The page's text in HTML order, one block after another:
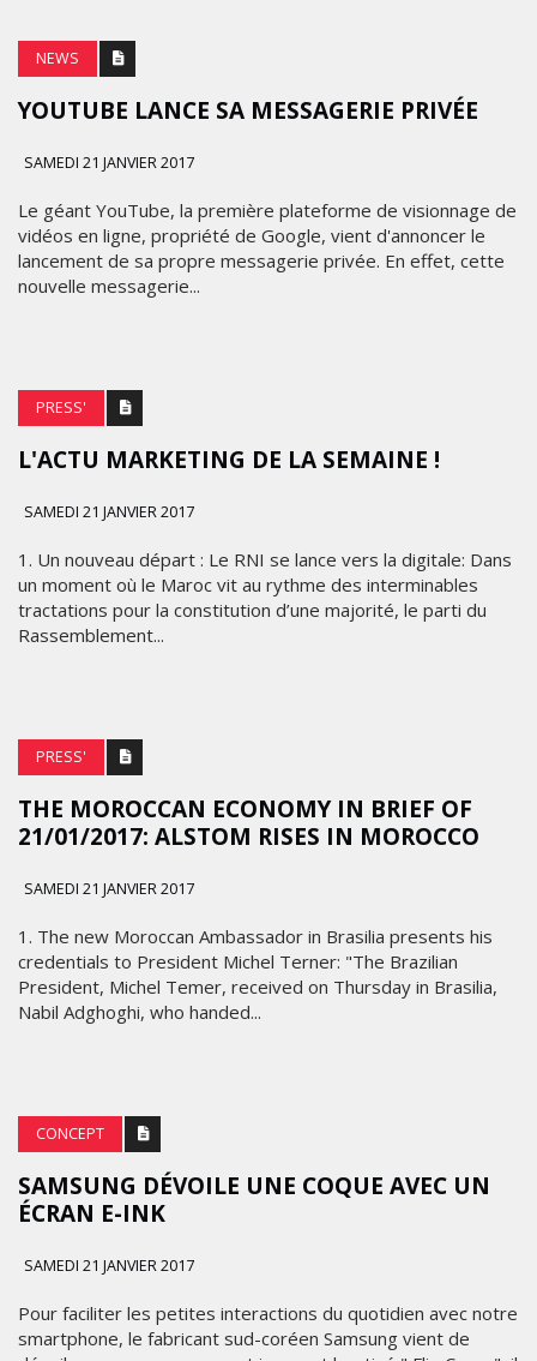
NEWS
YOUTUBE LANCE SA MESSAGERIE PRIVÉE
SAMEDI 21 JANVIER 2017
Le géant YouTube, la première plateforme de visionnage de
vidéos en ligne, propriété de Google, vient d'annoncer le
lancement de sa propre messagerie privée. En effet, cette
nouvelle messagerie...
PRESS'
L'ACTU MARKETING DE LA SEMAINE !
SAMEDI 21 JANVIER 2017
1. Un nouveau départ : Le RNI se lance vers la digitale: Dans
un moment où le Maroc vit au rythme des interminables
tractations pour la constitution d’une majorité, le parti du
Rassemblement...
PRESS'
THE MOROCCAN ECONOMY IN BRIEF OF
21/01/2017: ALSTOM RISES IN MOROCCO
SAMEDI 21 JANVIER 2017
1. The new Moroccan Ambassador in Brasilia presents his
credentials to President Michel Terner: "The Brazilian
President, Michel Temer, received on Thursday in Brasilia,
Nabil Adghoghi, who handed...
CONCEPT
SAMSUNG DÉVOILE UNE COQUE AVEC UN
ÉCRAN E-INK
SAMEDI 21 JANVIER 2017
Pour faciliter les petites interactions du quotidien avec notre
smartphone, le fabricant sud-coréen Samsung vient de